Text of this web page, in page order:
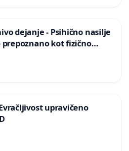
dejanje - Psihično nasilje
kot fizično
upravičeno